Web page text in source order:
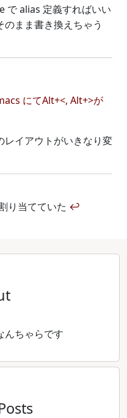
で alias 定義すればいい
まま書き換えちゃう
にてAlt+<, Alt+>が
レイアウトがいきなり変
り当てていた ↩
んちゃらです